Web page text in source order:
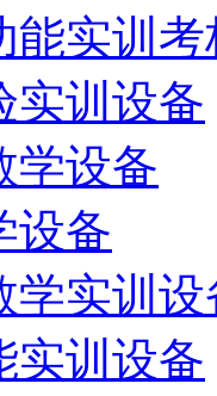
能实训
实训设备
学设备
设备
学实训设
实训设备